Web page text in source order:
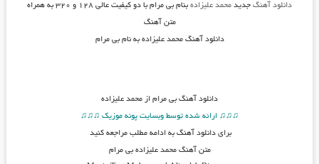
دانلود آهنگجدید محمد علیزادهبنام بی مرام
با دو کیفیت عالی ۱۲۸ و ۳۲۰ به همراه
متن آهنگ
دانلود آهنگ محمد علیزاده به نام بی مرام
دانلود آهنگبی مرام از محمد علیزاده
♫♫♫ ارائه شده توسط وبسایت پونه موزیک ♫♫♫
برای دانلود آهنگ به ادامه مطلب مراجعه کنید
متن آهنگ محمد علیزاده بی مرام